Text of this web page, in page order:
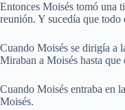
Entonces Moisés tomó una
reunión. Y sucedía que todo
Cuando Moisés se dirigía a
Miraban a Moisés hasta que
Cuando Moisés entraba en
Moisés.